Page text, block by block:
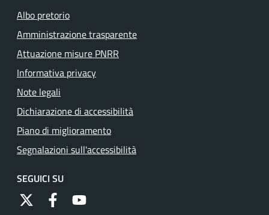
Albo pretorio
Amministrazione trasparente
Attuazione misure PNRR
Informativa privacy
Note legali
Dichiarazione di accessibilità
Piano di miglioramento
Segnalazioni sull'accessibilità
SEGUICI SU
https://twitter.com/comunementana
https://www.facebook.com/Comune-di-
http://www.youtube.com/channel/